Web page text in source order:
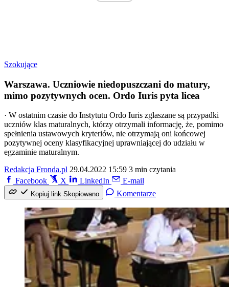
Szokujące
Warszawa. Uczniowie niedopuszczani do matury,
mimo pozytywnych ocen. Ordo Iuris pyta licea
· W ostatnim czasie do Instytutu Ordo Iuris zgłaszane są przypadki
uczniów klas maturalnych, którzy otrzymali informację, że, pomimo
spełnienia ustawowych kryteriów, nie otrzymają oni końcowej
pozytywnej oceny klasyfikacyjnej uprawniającej do udziału w
egzaminie maturalnym.
Redakcja Fronda.pl 29.04.2022 15:59 3 min czytania
Facebook
X LinkedIn E-mail
Kopiuj link Skopiowano Komentarze